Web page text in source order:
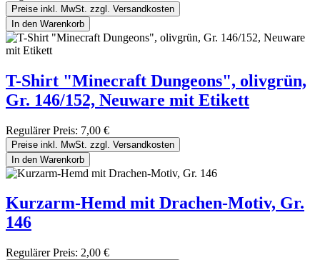
Preise inkl. MwSt. zzgl. Versandkosten
In den Warenkorb
T-Shirt "Minecraft Dungeons", olivgrün,
Gr. 146/152, Neuware mit Etikett
Regulärer Preis: 7,00 €
Preise inkl. MwSt. zzgl. Versandkosten
In den Warenkorb
Kurzarm-Hemd mit Drachen-Motiv, Gr.
146
Regulärer Preis: 2,00 €